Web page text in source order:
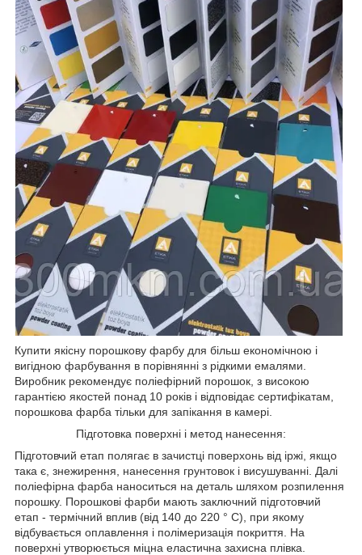
Купити якісну порошкову фарбу для більш економічною і
вигідною фарбування в порівнянні з рідкими емалями.
Виробник рекомендує поліефірний порошок, з високою
гарантією якостей понад 10 років і відповідає сертифікатам,
порошкова фарба тільки для запікання в камері.
Підготовка поверхні і метод нанесення:
Підготовчий етап полягає в зачистці поверхонь від іржі, якщо
така є, знежирення, нанесення грунтовок і висушуванні. Далі
поліефірна фарба наноситься на деталь шляхом розпилення
порошку. Порошкові фарби мають заключний підготовчий
етап - термічний вплив (від 140 до 220 ° С), при якому
відбувається оплавлення і полімеризація покриття. На
поверхні утворюється міцна еластична захисна плівка.